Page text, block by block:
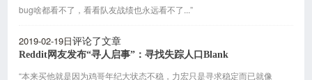
bug啥都看不了，看看队友战绩也永远看不了...”
2019-02-19日评论了文章
Reddit网友发布“寻人启事”：寻找失踪人口Blank
“本来买他就是因为鸡哥年纪大状态不稳，力宏只是寻求稳定而已就像